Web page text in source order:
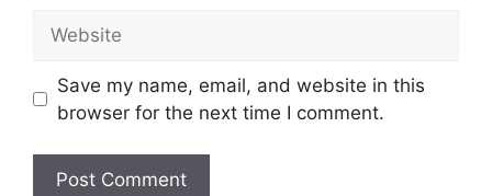
Save my name, email, and website in this
browser for the next time I comment.